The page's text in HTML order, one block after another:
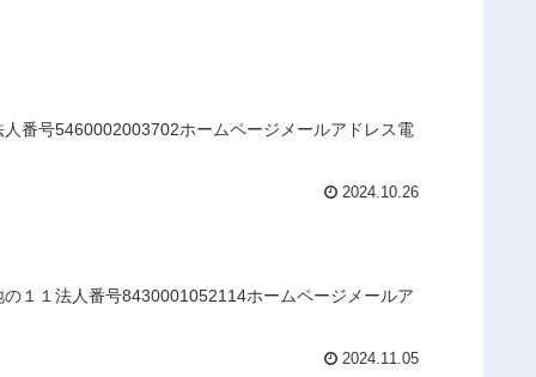
番号5460002003702ホームページメールアドレス電
2024.10.26
１１法人番号8430001052114ホームページメールア
2024.11.05